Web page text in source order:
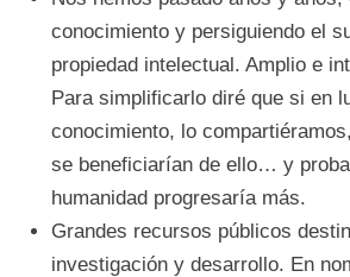
conocimiento y persiguiendo el
propiedad intelectual. Amplio e
Para simplificarlo diré que si en
conocimiento, lo
se beneficiarían de ello… y
humanidad progresaría más.
Grandes recursos públicos
investigación y desarrollo. En